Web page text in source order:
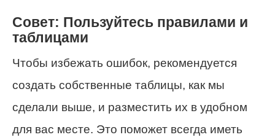
Совет: Пользуйтесь правилами и
таблицами
Чтобы избежать ошибок, рекомендуется
создать собственные таблицы, как мы
сделали выше, и разместить их в удобном
для вас месте. Это поможет всегда иметь